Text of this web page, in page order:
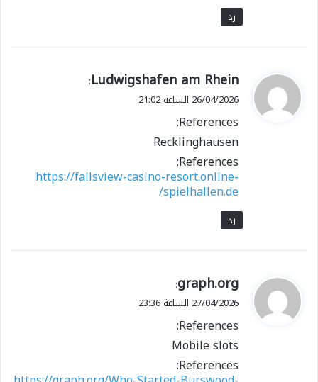
رد
ي
ق
ل
Ludwigshafen am Rhein
:
26/04/2026 الساعة 21:02
References:
Recklinghausen
References:
https://fallsview-casino-resort.online-
spielhallen.de/
رد
ي
ق
ل
graph.org
:
27/04/2026 الساعة 23:36
References:
Mobile slots
References: